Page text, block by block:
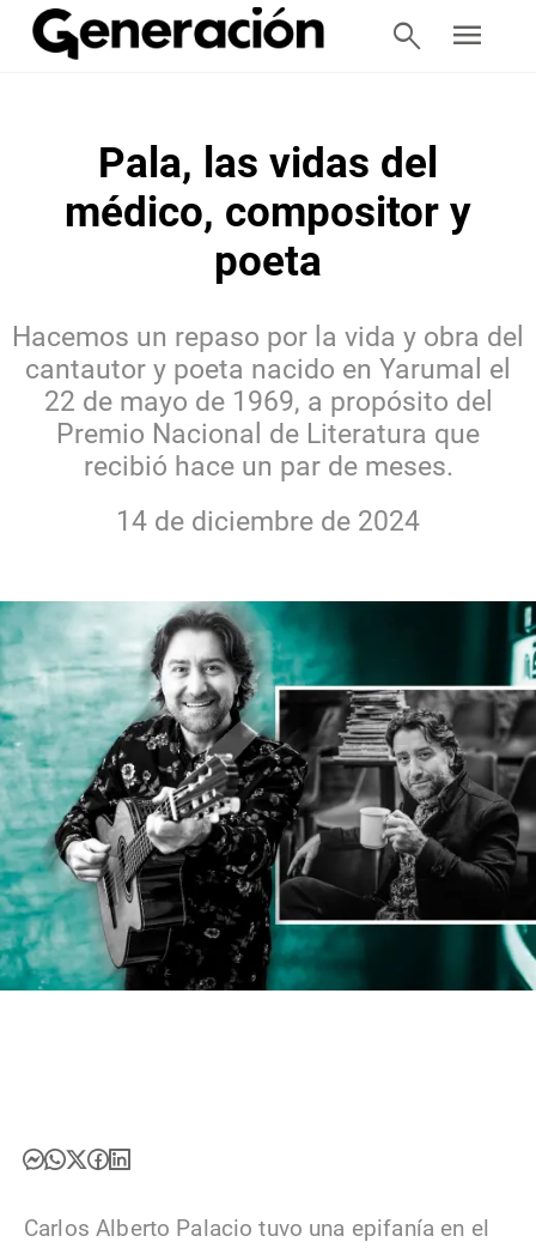
search menu
Pala, las vidas del
médico, compositor y
poeta
Hacemos un repaso por la vida y obra del
cantautor y poeta nacido en Yarumal el
22 de mayo de 1969, a propósito del
Premio Nacional de Literatura que
recibió hace un par de meses.
14 de diciembre de 2024
Carlos Alberto Palacio tuvo una epifanía en el